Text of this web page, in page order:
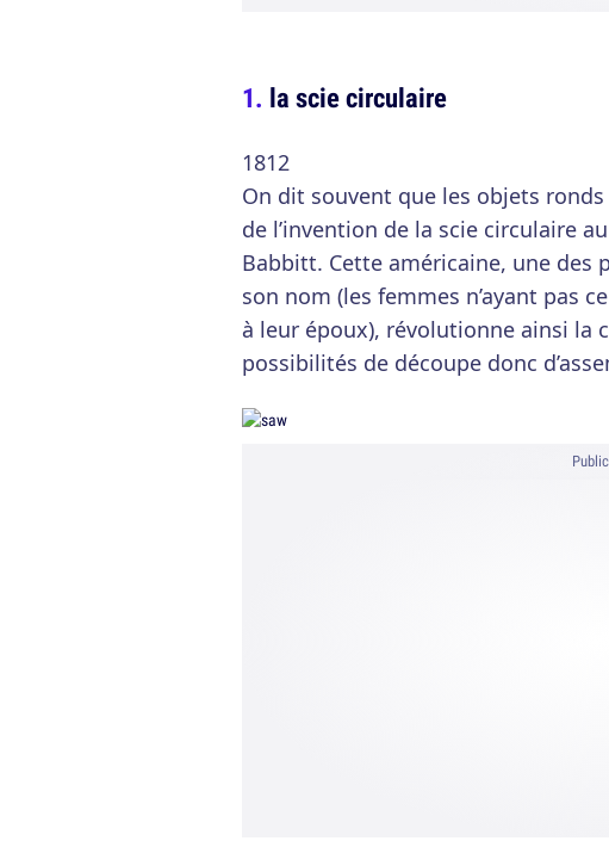
la scie circulaire
1812
On dit souvent que les objets
de l’invention de la scie circulaire
Babbitt. Cette américaine, une des
son nom (les femmes n’ayant pas
à leur époux), révolutionne ainsi
possibilités de découpe donc